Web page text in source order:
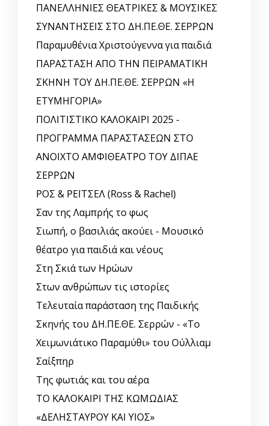
ΠΑΝΕΛΛΗΝΙΕΣ ΘΕΑΤΡΙΚΕΣ & ΜΟΥΣΙΚΕΣ
ΣΥΝΑΝΤΗΣΕΙΣ ΣΤΟ ΔΗ.ΠΕ.ΘΕ. ΣΕΡΡΩΝ
Παραμυθένια Χριστούγεννα για παιδιά
ΠΑΡΑΣΤΑΣΗ ΑΠΟ ΤΗΝ ΠΕΙΡΑΜΑΤΙΚΗ
ΣΚΗΝΗ ΤΟΥ ΔΗ.ΠΕ.ΘΕ. ΣΕΡΡΩΝ «Η
ΕΤΥΜΗΓΟΡΙΑ»
ΠΟΛΙΤΙΣΤΙΚΟ ΚΑΛΟΚΑΙΡΙ 2025 -
ΠΡΟΓΡΑΜΜΑ ΠΑΡΑΣΤΑΣΕΩΝ ΣΤΟ
ΑΝΟΙΧΤΟ ΑΜΦΙΘΕΑΤΡΟ ΤΟΥ ΔΙΠΑΕ
ΣΕΡΡΩΝ
ΡΟΣ & ΡΕΪΤΣΕΛ (Ross & Rachel)
Σαν της Λαμπρής το φως
Σιωπή, ο βασιλιάς ακούει - Μουσικό
θέατρο για παιδιά και νέους
Στη Σκιά των Ηρώων
Στων ανθρώπων τις ιστορίες
Τελευταία παράσταση της Παιδικής
Σκηνής του ΔΗ.ΠΕ.ΘΕ. Σερρών - «Το
Χειμωνιάτικο Παραμύθι» του Ούλλιαμ
Σαίξπηρ
Της φωτιάς και του αέρα
ΤΟ ΚΑΛΟΚΑΙΡΙ ΤΗΣ ΚΩΜΩΔΙΑΣ
«ΔΕΛΗΣΤΑΥΡΟΥ ΚΑΙ ΥΙΟΣ»